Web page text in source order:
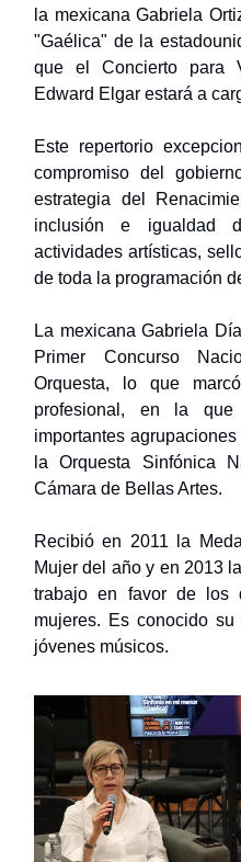
la mexicana Gabriela
"Gaélica" de la
que el Concierto para
Edward Elgar estará a
Este repertorio
compromiso del
estrategia del
inclusión e igualdad
actividades artísticas,
de toda la programación
La mexicana Gabriela
Primer Concurso
Orquesta, lo que
profesional, en la
importantes
la Orquesta Sinfónica
Cámara de Bellas Artes.
Recibió en 2011 la
Mujer del año y en 2013
trabajo en favor de los
mujeres. Es conocido
jóvenes músicos.